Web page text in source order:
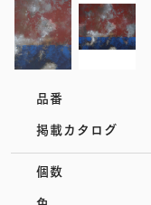
品番
掲載カタログ
個数